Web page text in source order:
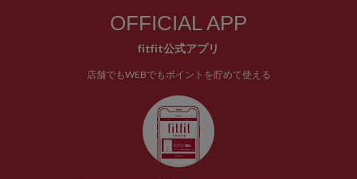
OFFICIAL APP
fitfit公式アプリ
店舗でもWEBでもポイントを貯めて使える